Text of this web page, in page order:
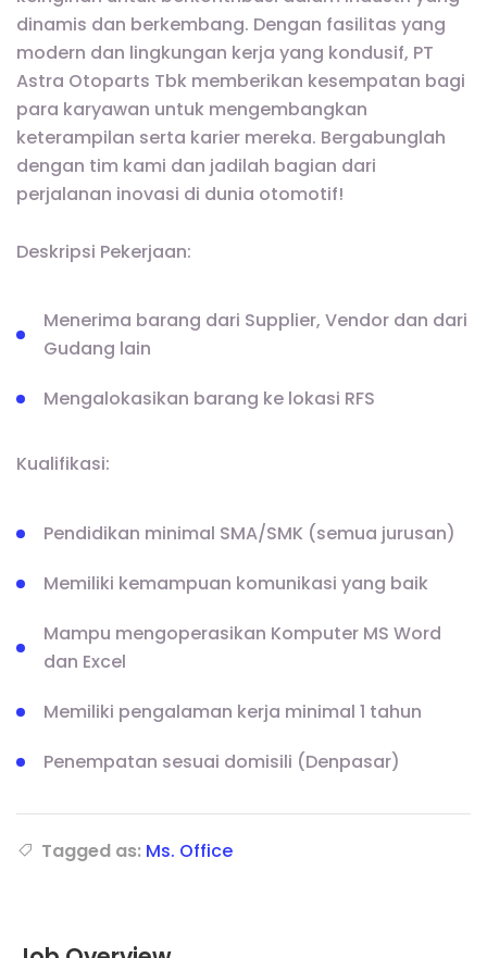
dinamis dan berkembang. Dengan fasilitas yang
modern dan lingkungan kerja yang kondusif, PT
Astra Otoparts Tbk memberikan kesempatan bagi
para karyawan untuk mengembangkan
keterampilan serta karier mereka. Bergabunglah
dengan tim kami dan jadilah bagian dari
perjalanan inovasi di dunia otomotif!
Deskripsi Pekerjaan:
Menerima barang dari Supplier, Vendor dan dari
Gudang lain
Mengalokasikan barang ke lokasi RFS
Kualifikasi:
Pendidikan minimal SMA/SMK (semua jurusan)
Memiliki kemampuan komunikasi yang baik
Mampu mengoperasikan Komputer MS Word
dan Excel
Memiliki pengalaman kerja minimal 1 tahun
Penempatan sesuai domisili (Denpasar)
Tagged as: Ms. Office